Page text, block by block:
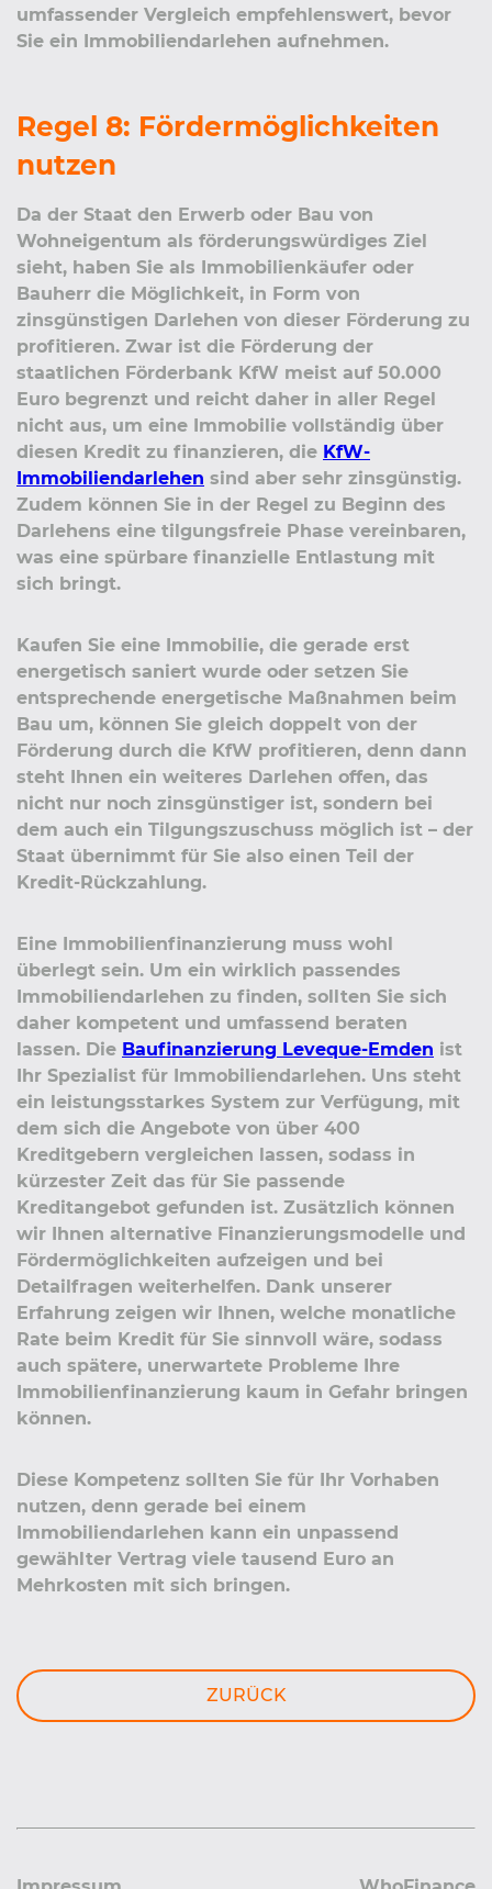
umfassender Vergleich empfehlenswert, bevor
Sie ein Immobiliendarlehen aufnehmen.
Regel 8: Fördermöglichkeiten
nutzen
Da der Staat den Erwerb oder Bau von
Wohneigentum als förderungswürdiges Ziel
sieht, haben Sie als Immobilienkäufer oder
Bauherr die Möglichkeit, in Form von
zinsgünstigen Darlehen von dieser Förderung zu
profitieren. Zwar ist die Förderung der
staatlichen Förderbank KfW meist auf 50.000
Euro begrenzt und reicht daher in aller Regel
nicht aus, um eine Immobilie vollständig über
diesen Kredit zu finanzieren, die KfW-
Immobiliendarlehen sind aber sehr zinsgünstig.
Zudem können Sie in der Regel zu Beginn des
Darlehens eine tilgungsfreie Phase vereinbaren,
was eine spürbare finanzielle Entlastung mit
sich bringt.
Kaufen Sie eine Immobilie, die gerade erst
energetisch saniert wurde oder setzen Sie
entsprechende energetische Maßnahmen beim
Bau um, können Sie gleich doppelt von der
Förderung durch die KfW profitieren, denn dann
steht Ihnen ein weiteres Darlehen offen, das
nicht nur noch zinsgünstiger ist, sondern bei
dem auch ein Tilgungszuschuss möglich ist – der
Staat übernimmt für Sie also einen Teil der
Kredit-Rückzahlung.
Eine Immobilienfinanzierung muss wohl
überlegt sein. Um ein wirklich passendes
Immobiliendarlehen zu finden, sollten Sie sich
daher kompetent und umfassend beraten
lassen. Die Baufinanzierung Leveque-Emden ist
Ihr Spezialist für Immobiliendarlehen. Uns steht
ein leistungsstarkes System zur Verfügung, mit
dem sich die Angebote von über 400
Kreditgebern vergleichen lassen, sodass in
kürzester Zeit das für Sie passende
Kreditangebot gefunden ist. Zusätzlich können
wir Ihnen alternative Finanzierungsmodelle und
Fördermöglichkeiten aufzeigen und bei
Detailfragen weiterhelfen. Dank unserer
Erfahrung zeigen wir Ihnen, welche monatliche
Rate beim Kredit für Sie sinnvoll wäre, sodass
auch spätere, unerwartete Probleme Ihre
Immobilienfinanzierung kaum in Gefahr bringen
können.
Diese Kompetenz sollten Sie für Ihr Vorhaben
nutzen, denn gerade bei einem
Immobiliendarlehen kann ein unpassend
gewählter Vertrag viele tausend Euro an
Mehrkosten mit sich bringen.
ZURÜCK